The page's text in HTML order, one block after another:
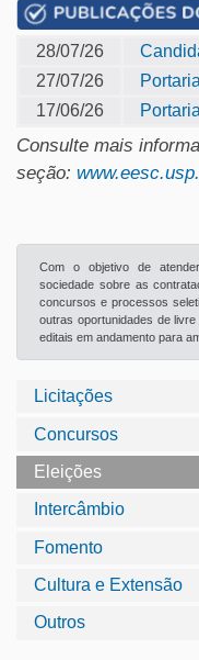
Licitações
Concursos
Eleições
Intercâmbio
Fomento
Cultura e Extensão
Outros
28/07/26
27/07/26
17/06/26
Consulte mais
seção:
Com o objetivo de
sociedade sobre as
concursos e processos
outras oportunidades de
editais em andamento para